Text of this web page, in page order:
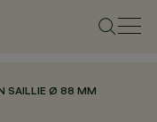
SAILLIE Ø 88 MM